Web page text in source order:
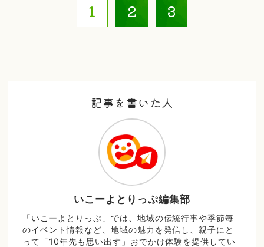
1 2 3
記事を書いた人
いこーよとりっぷ編集部
「いこーよとりっぷ」では、地域の伝統行事や季節毎
のイベント情報など、地域の魅力を発信し、親子にと
って「10年先も思い出す」おでかけ体験を提供してい